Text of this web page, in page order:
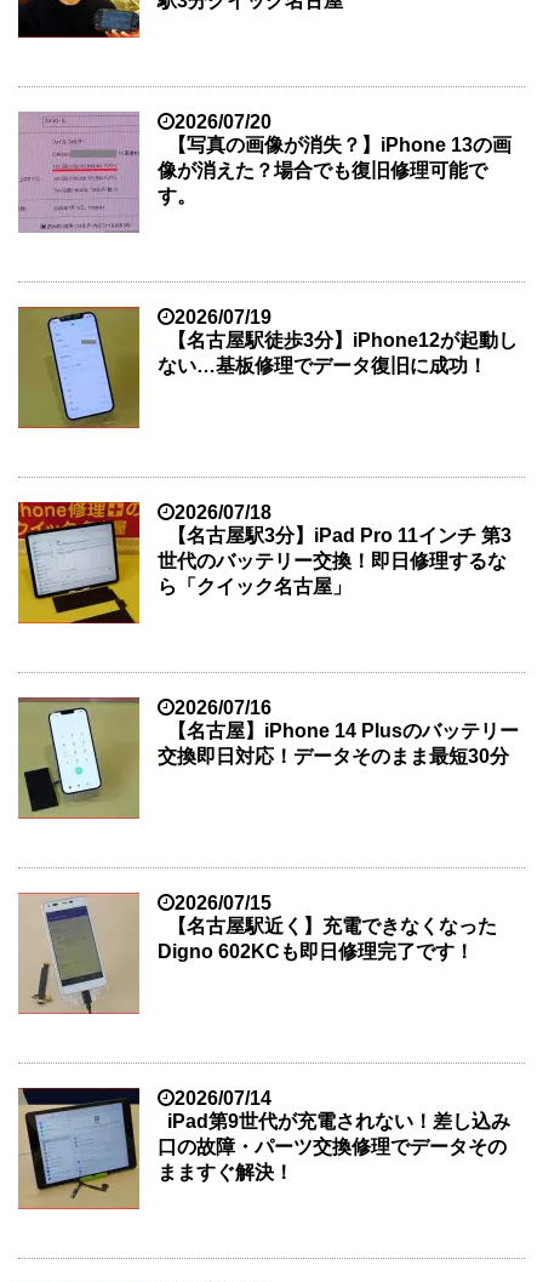
2026/07/20
【写真の画像が消失？】iPhone 13の画
像が消えた？場合でも復旧修理可能で
す。
2026/07/19
【名古屋駅徒歩3分】iPhone12が起動し
ない…基板修理でデータ復旧に成功！
2026/07/18
【名古屋駅3分】iPad Pro 11インチ 第3
世代のバッテリー交換！即日修理するな
ら「クイック名古屋」
2026/07/16
【名古屋】iPhone 14 Plusのバッテリー
交換即日対応！データそのまま最短30分
2026/07/15
【名古屋駅近く】充電できなくなった
Digno 602KCも即日修理完了です！
2026/07/14
iPad第9世代が充電されない！差し込み
口の故障・パーツ交換修理でデータその
まますぐ解決！